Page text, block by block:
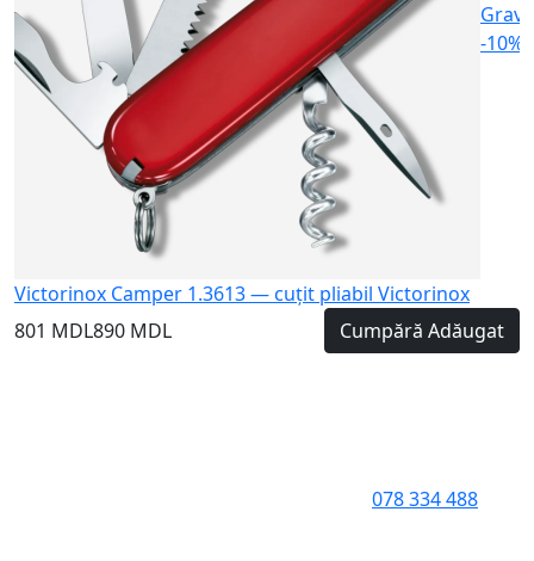
-10%
Victorinox Camper 1.3613 — cuțit pliabil Victorinox
801 MDL890 MDL Cumpără Adăugat
078 334 488